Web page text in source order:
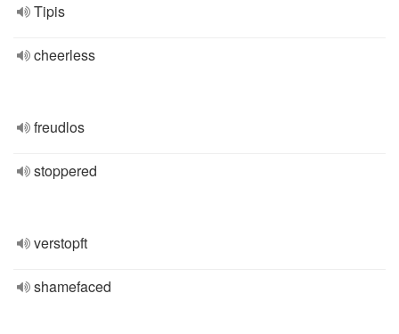
Tipis
cheerless
freudlos
stoppered
verstopft
shamefaced